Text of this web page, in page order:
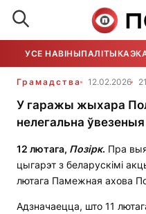
УСЕ НАВІНЫПАЛІТЫКА
Грамадства 12.02.2026
У гаражы жыхара
нелегальна
12 лютага, Позірк. Пра
цыгарэт з беларускімі
лютага Памежная ахова
Адзначаецца, што 11